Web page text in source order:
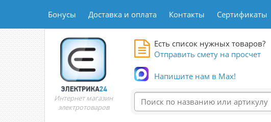
Бонусы Доставка и оплата Контакты Сертификаты
Интернет магазин
электротоваров
Есть список нужных товаров?
Отправить смету на просчет
Напишите нам в Max!